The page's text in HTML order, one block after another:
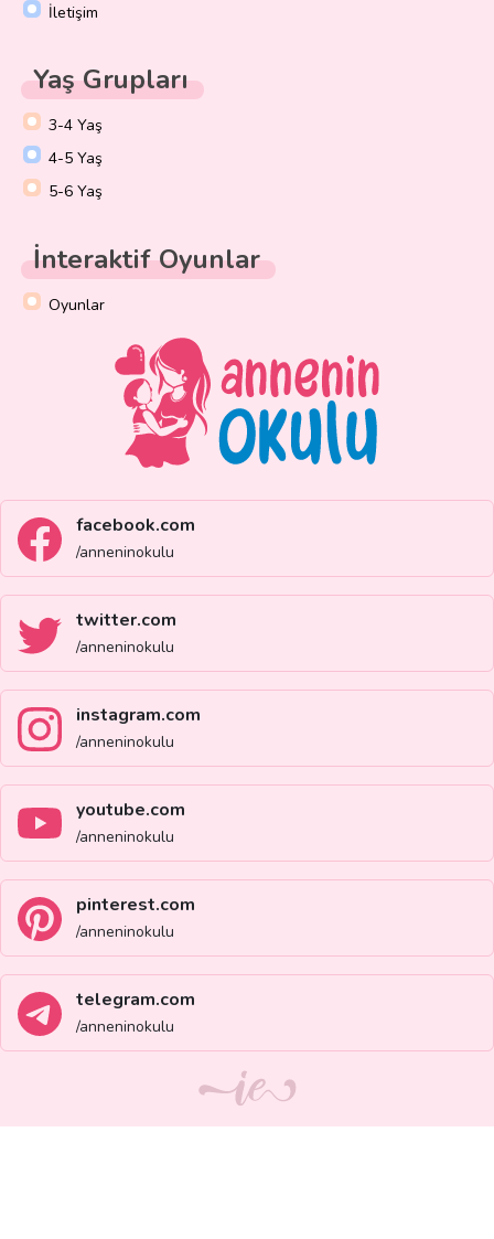
İletişim
Yaş Grupları
3-4 Yaş
4-5 Yaş
5-6 Yaş
İnteraktif Oyunlar
Oyunlar
facebook.com
/anneninokulu
twitter.com
/anneninokulu
instagram.com
/anneninokulu
youtube.com
/anneninokulu
pinterest.com
/anneninokulu
telegram.com
/anneninokulu